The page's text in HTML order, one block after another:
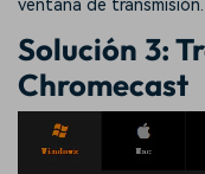
ventana de transmisión.
Solución 3:
Chromecast